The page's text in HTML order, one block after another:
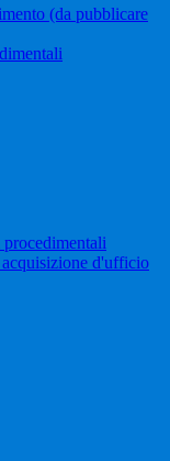
(da pubblicare
d'ufficio